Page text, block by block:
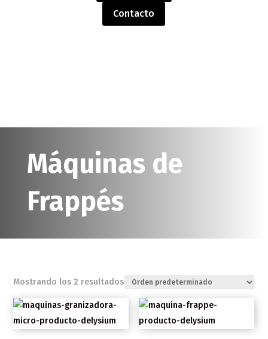
Contacto
Máquinas de
Frappés
Mostrando los 2 resultados